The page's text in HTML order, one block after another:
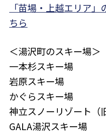
「苗場・上越エリア
ちら
＜湯沢町のスキー場＞
一本杉スキー場
岩原スキー場
かぐらスキー場
神立スノーリゾート（
GALA湯沢スキー場